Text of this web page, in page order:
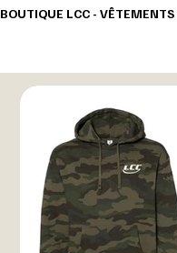
BOUTIQUE LCC - VÊTEMENTS